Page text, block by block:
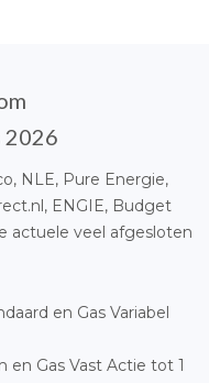
2026
NLE, Pure Energie,
ENGIE, Budget
actuele veel afgesloten
en Gas Variabel
en Gas Vast Actie tot 1